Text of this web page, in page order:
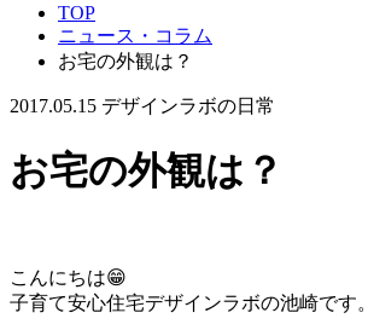
TOP
ニュース・コラム
お宅の外観は？
2017.05.15 デザインラボの日常
お宅の外観は？
こんにちは😁
子育て安心住宅デザインラボの池崎です。